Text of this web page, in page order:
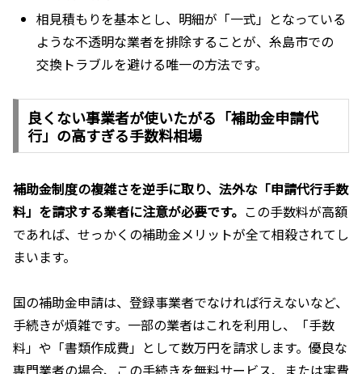
相見積もりを基本とし、明細が「一式」となっている
ような不透明な業者を排除することが、糸島市での
交換トラブルを避ける唯一の方法です。
良くない事業者が使いたがる「補助金申請代
行」の高すぎる手数料相場
補助金制度の複雑さを逆手に取り、法外な「申請代行手数
料」を請求する業者に注意が必要です。 この手数料が高額
であれば、せっかくの補助金メリットが全て相殺されてし
まいます。
国の補助金申請は、登録事業者でなければ行えないなど、
手続きが煩雑です。一部の業者はこれを利用し、「手数
料」や「書類作成費」として数万円を請求します。優良な